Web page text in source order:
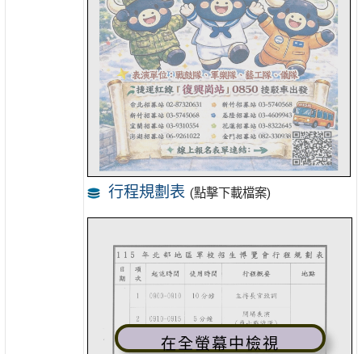
行程規劃表 (點擊下載檔案)
在全螢幕中檢視